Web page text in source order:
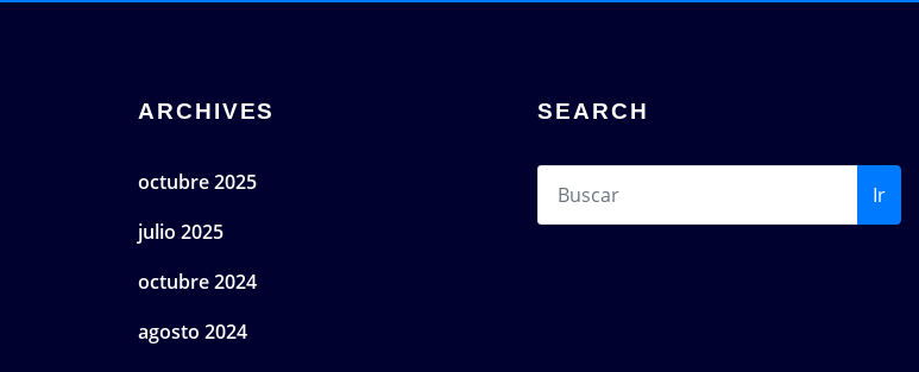
ARCHIVES
octubre 2025
julio 2025
octubre 2024
agosto 2024
SEARCH
Ir